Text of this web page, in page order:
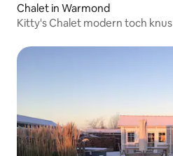
Chalet in Warmond
Kitty's Chalet modern toch knus